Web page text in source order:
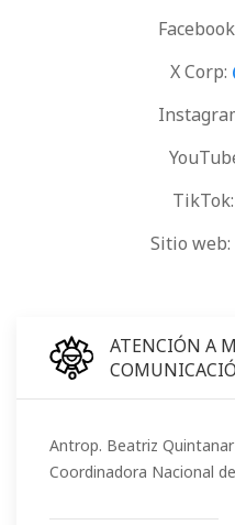
X Corp:
TikTok:
Sitio web:
ATENCIÓN A
Antrop. Beatriz
Coordinadora Nacional